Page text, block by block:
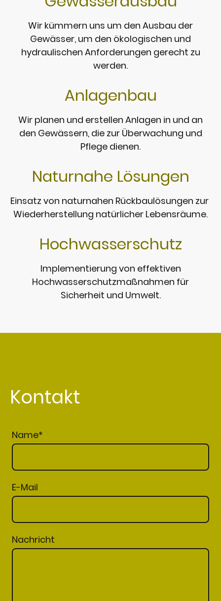
Wir kümmern uns um den Ausbau der
Gewässer, um den ökologischen und
hydraulischen Anforderungen gerecht zu
werden.
Anlagenbau
Wir planen und erstellen Anlagen in und an
den Gewässern, die zur Überwachung und
Pflege dienen.
Naturnahe Lösungen
Einsatz von naturnahen Rückbaulösungen zur
Wiederherstellung natürlicher Lebensräume.
Hochwasserschutz
Implementierung von effektiven
Hochwasserschutzmaßnahmen für
Sicherheit und Umwelt.
Kontakt
Name*
E-Mail
Nachricht